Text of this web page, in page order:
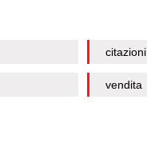
citazioni
vendita